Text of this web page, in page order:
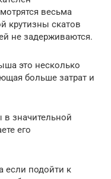
весьма
крутизны скатов
не задерживаются.
это несколько
больше затрат и
значительной
его
если подойти к